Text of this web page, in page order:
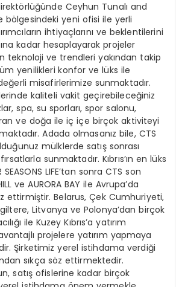
Ceyhun Tunalı and
bölgesindeki yeni ofisi ile yerli
ihtiyaçlarını ve beklentilerini
kadar hesaplayarak projeler
teknoloji ve trendleri yakından takip
yenilikleri konfor ve lüks ile
misafirlerimize sunmaktadır.
kaliteli vakit geçirebileceğiniz
spa, su sporları, spor salonu,
ve doğa ile iç içe birçok aktiviteyi
Adada olmasanız bile, CTS
mülklerde satış sonrası
sunmaktadır. Kıbrıs’ın en lüks
LIFE’tan sonra CTS son
ve AURORA BAY ile Avrupa’da
ettirmiştir. Belarus, Çek Cumhuriyeti,
Litvanya ve Polonya’dan birçok
ile Kuzey Kıbrıs’a yatırım
projelere yatırım yapmaya
Şirketimiz yerel istihdama verdiği
sıkça söz ettirmektedir.
satış ofislerine kadar birçok